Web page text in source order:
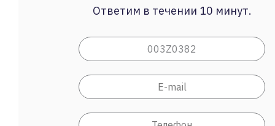
Ответим в течении 10 минут.